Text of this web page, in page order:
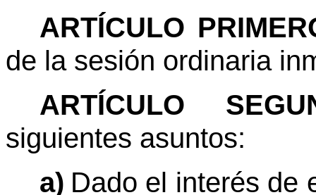
ARTÍCULO
de la sesión ordinaria
ARTÍCULO
siguientes asuntos:
a) Dado el interés de